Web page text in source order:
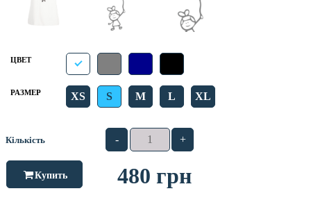
ЦВЕТ
РАЗМЕР XS S M L XL
Кількість - +
Купить 480 грн